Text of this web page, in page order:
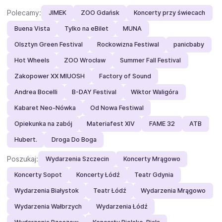
Polecamy: JIMEK ZOO Gdańsk Koncerty przy świecach
Buena Vista Tylko na eBilet MUNA
Olsztyn Green Festival Rockowizna Festiwal panicbaby
Hot Wheels ZOO Wrocław Summer Fall Festival
Zakopower XX MIUOSH Factory of Sound
Andrea Bocelli B-DAY Festival Wiktor Waligóra
Kabaret Neo-Nówka Od Nowa Festiwal
Opiekunka na zabój Materiafest XIV FAME 32 ATB
Hubert. Droga Do Boga
Poszukaj: Wydarzenia Szczecin Koncerty Mrągowo
Koncerty Sopot Koncerty Łódź Teatr Gdynia
Wydarzenia Białystok Teatr Łódź Wydarzenia Mrągowo
Wydarzenia Wałbrzych Wydarzenia Łódź